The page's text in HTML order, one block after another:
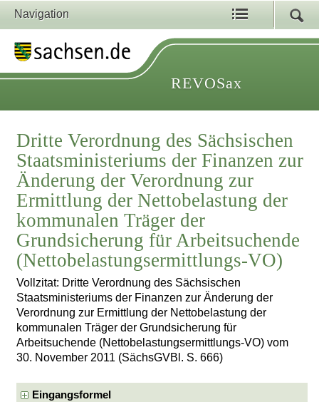
Navigation
REVOSax
Dritte Verordnung des Sächsischen
Staatsministeriums der Finanzen zur
Änderung der Verordnung zur
Ermittlung der Nettobelastung der
kommunalen Träger der
Grundsicherung für Arbeitsuchende
(Nettobelastungsermittlungs-VO)
Vollzitat: Dritte Verordnung des Sächsischen
Staatsministeriums der Finanzen zur Änderung der
Verordnung zur Ermittlung der Nettobelastung der
kommunalen Träger der Grundsicherung für
Arbeitsuchende (Nettobelastungsermittlungs-VO) vom
30. November 2011 (SächsGVBl. S. 666)
Eingangsformel